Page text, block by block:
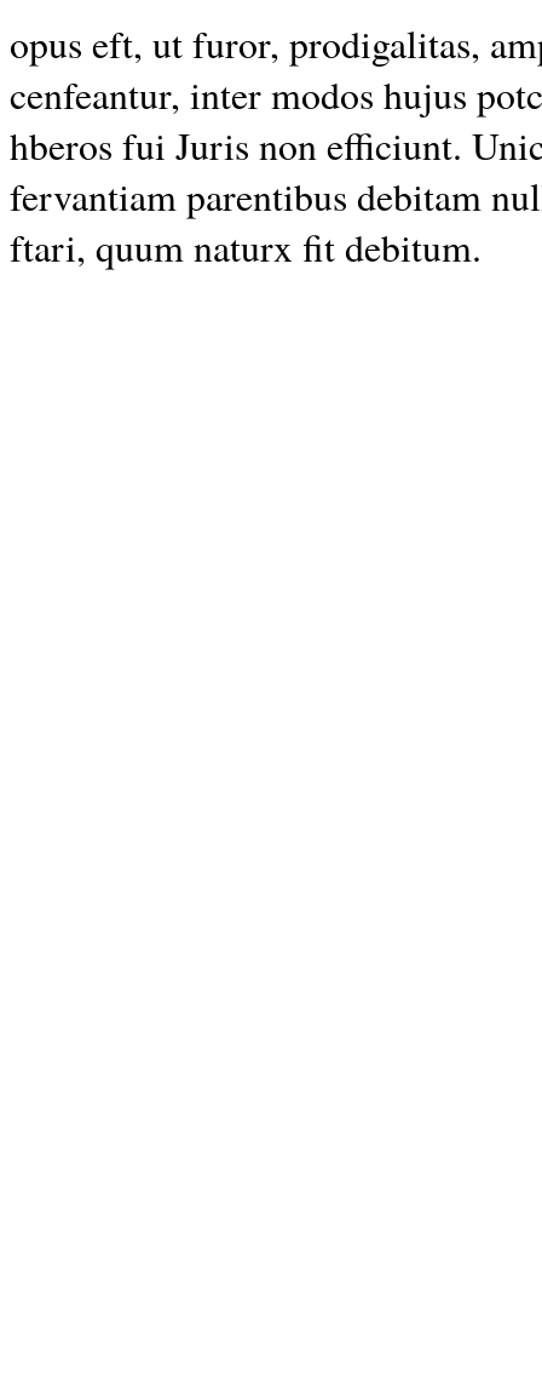
opus eft, ut furor, prodigalitas,
cenfeantur, inter modos hujus
hberos fui Juris non efficiunt.
fervantiam parentibus debitam
ftari, quum naturx fit debitum.